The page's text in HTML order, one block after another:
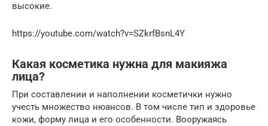
высокие.
https://youtube.com/watch?v=SZkrfBsnL4Y
Какая косметика нужна для макияжа
лица?
При составлении и наполнении косметички нужно
учесть множество нюансов. В том числе тип и здоровье
кожи, форму лица и его особенности. Вооружаясь